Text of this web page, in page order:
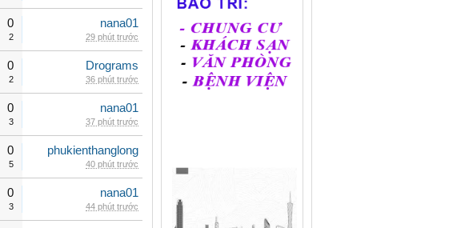
0
2
nana01
29 phút trước
0
2
Drograms
36 phút trước
0
3
nana01
37 phút trước
0
5
phukienthanglong
40 phút trước
0
3
nana01
44 phút trước